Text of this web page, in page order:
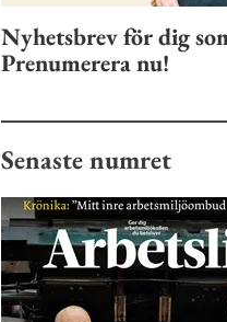
Nyhetsbrev för dig
Prenumerera nu!
Senaste numret